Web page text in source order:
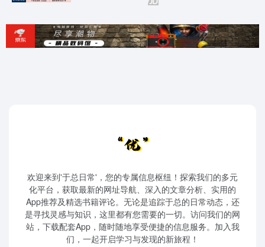
欢迎来到'于总日常'，您的专属信息枢纽！探索我们的多元
化平台，获取最新的网址导航、深入的文章分析、实用的
App推荐及精选书籍评论。无论是追踪于总的日常动态，还
是寻找灵感与知识，这里都有您需要的一切。访问我们的网
站，下载配套App，随时随地享受便捷的信息服务。加入我
们，一起开启学习与发现的新旅程！